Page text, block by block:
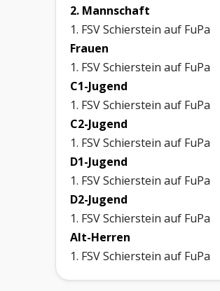
2. Mannschaft
1. FSV Schierstein auf FuPa
Frauen
1. FSV Schierstein auf FuPa
C1-Jugend
1. FSV Schierstein auf FuPa
C2-Jugend
1. FSV Schierstein auf FuPa
D1-Jugend
1. FSV Schierstein auf FuPa
D2-Jugend
1. FSV Schierstein auf FuPa
Alt-Herren
1. FSV Schierstein auf FuPa